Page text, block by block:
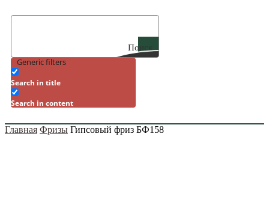
Поиск
Generic filters
Search in title
Search in content
Главная Фризы Гипсовый фриз БФ158